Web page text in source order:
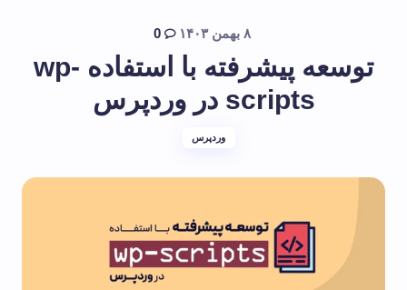
۸ بهمن ۱۴۰۳ 0
توسعه پیشرفته با استفاده wp-
scripts در وردپرس
وردپرس